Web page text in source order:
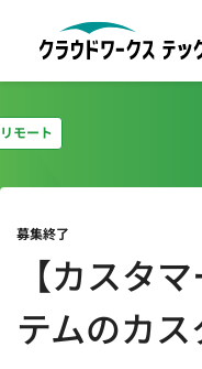
モート
募集終了
【カスタ
テムのカ